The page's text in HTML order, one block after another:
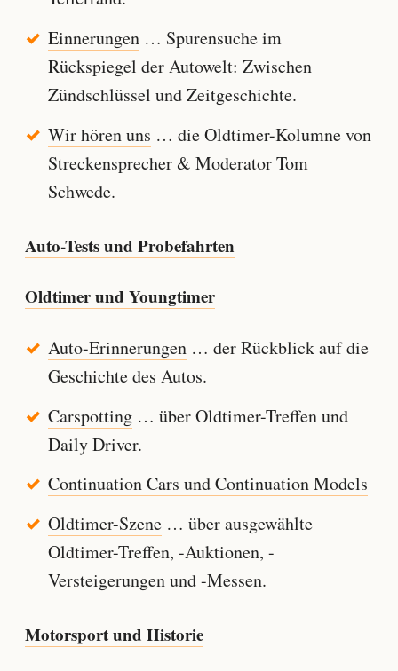
Einnerungen… Spurensuche im
Rückspiegel der Autowelt: Zwischen
Zündschlüssel und Zeitgeschichte.
Wir hören uns … die Oldtimer-Kolumne von
Streckensprecher & Moderator Tom
Schwede.
Auto-Tests und Probefahrten
Oldtimer und Youngtimer
Auto-Erinnerungen… der Rückblick auf die
Geschichte des Autos.
Carspotting… über Oldtimer-Treffen und
Daily Driver.
Continuation Cars und Continuation Models
Oldtimer-Szene… über ausgewählte
Oldtimer-Treffen, -Auktionen, -
Versteigerungen und -Messen.
Motorsport und Historie